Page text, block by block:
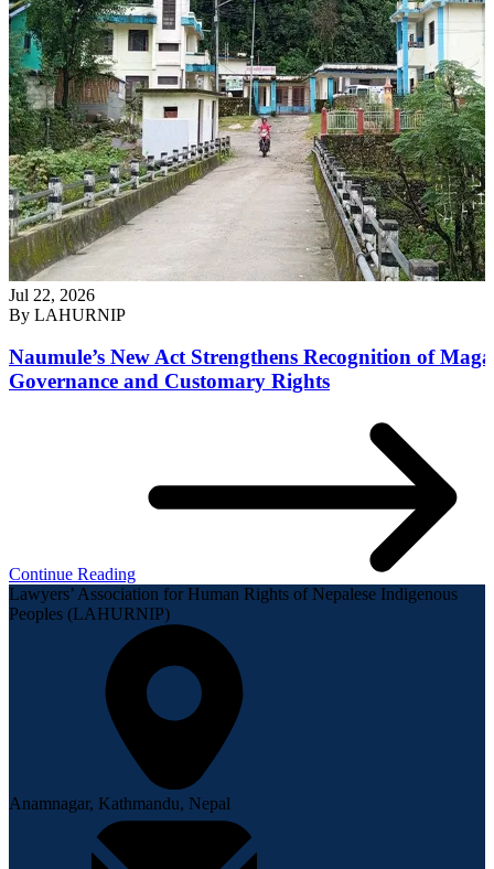
Jul 22, 2026
By LAHURNIP
Naumule’s New Act Strengthens Recognition of
Governance and Customary Rights
Continue Reading
Lawyers’ Association for Human Rights of Nepalese Indigenous
Peoples (LAHURNIP)
Anamnagar, Kathmandu, Nepal